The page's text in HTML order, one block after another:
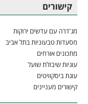
קישורים
מג'דרה עם עדשים ירוקות
מסעדות טבעוניות בתל אביב
מתכונים אורחים
עוגיות שיבולת שועל
עוגת ביסקוויטים
קישורים מעניינים